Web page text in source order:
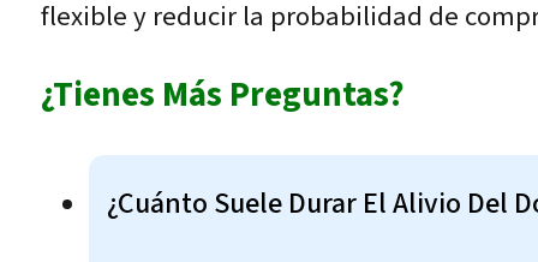
flexible y reducir la probabilidad de
¿Tienes Más Preguntas?
¿Cuánto Suele Durar El Alivio Del